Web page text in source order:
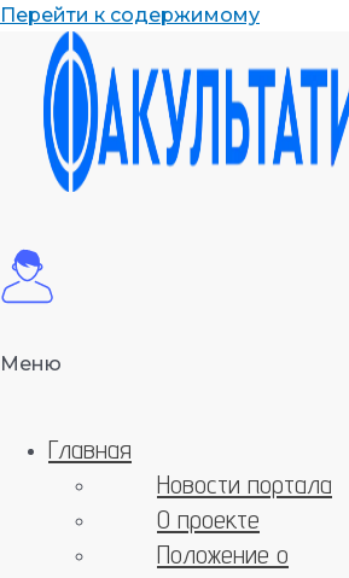
Перейти к содержимому
Меню
Главная
Новости портала
О проекте
Положение о